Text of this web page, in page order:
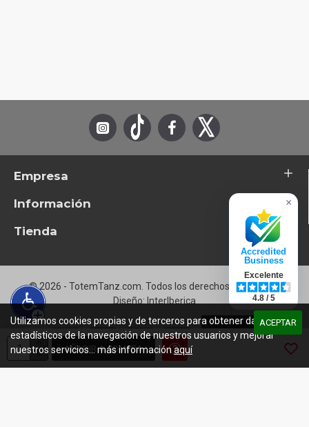
AÑADIR A COMPRA
Empresa
Información
Tienda
© 2026 - TotemTanz.com. Todos los derechos reservados
Diseño: InterIberica
ACEPTAR
Utilizamos cookies propias y de terceros para obtener datos
estadísticos de la navegación de nuestros usuarios y mejorar
nuestros servicios... más informaciónaquí
×
Accredited
Business
Excelente
4.8 / 5